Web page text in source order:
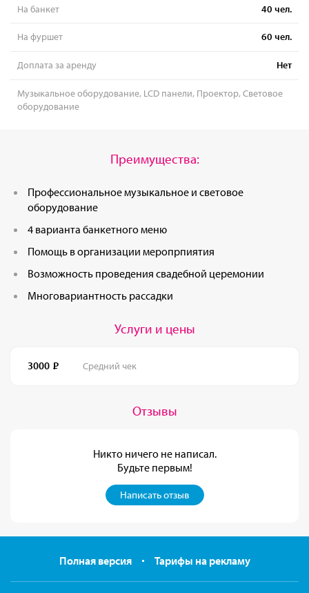
На банкет 40 чел.
На фуршет 60 чел.
Доплата за аренду Нет
Музыкальное оборудование, LCD панели, Проектор, Световое
оборудование
Преимущества:
Профессиональное музыкальное и световое
оборудование
4 варианта банкетного меню
Помощь в организации меропрпиятия
Возможность проведения свадебной церемонии
Многовариантность рассадки
Услуги и цены
3000 Средний чек
Отзывы
Никто ничего не написал.
Будьте первым!
Написать отзыв
Полная версия Тарифы на рекламу